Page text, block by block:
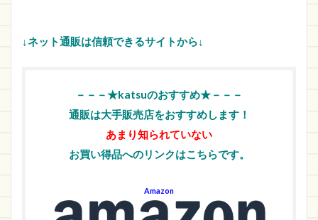
↓ネット通販は信頼できるサイトから↓
－－－★katsuのおすすめ★－－－
通販は大手販売店をおすすめします！
あまり知られていない
お買い得品へのリンクはこちらです。
Amazon